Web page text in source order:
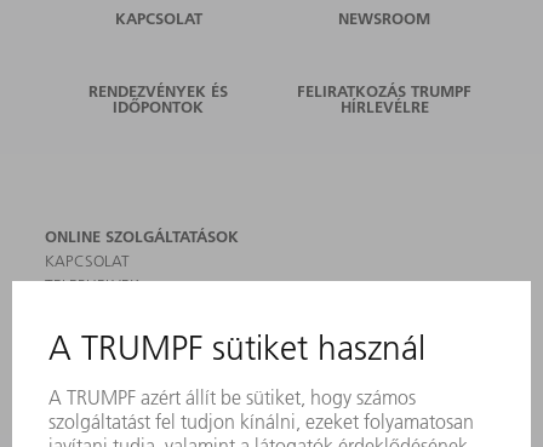
KAPCSOLAT NEWSROOM
RENDEZVÉNYEK ÉS
IDŐPONTOK
FELIRATKOZÁS TRUMPF
HÍRLEVÉLRE
ONLINE SZOLGÁLTATÁSOK
KAPCSOLAT
TELEPHELYEK
FELIRATKOZÁS HÍRLEVÉLRE
MYTRUMPF
TERMÉKEK
GÉPEK & RENDSZEREK